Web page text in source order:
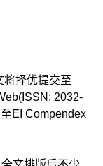
将择优提交至
2032-
EI Compendex